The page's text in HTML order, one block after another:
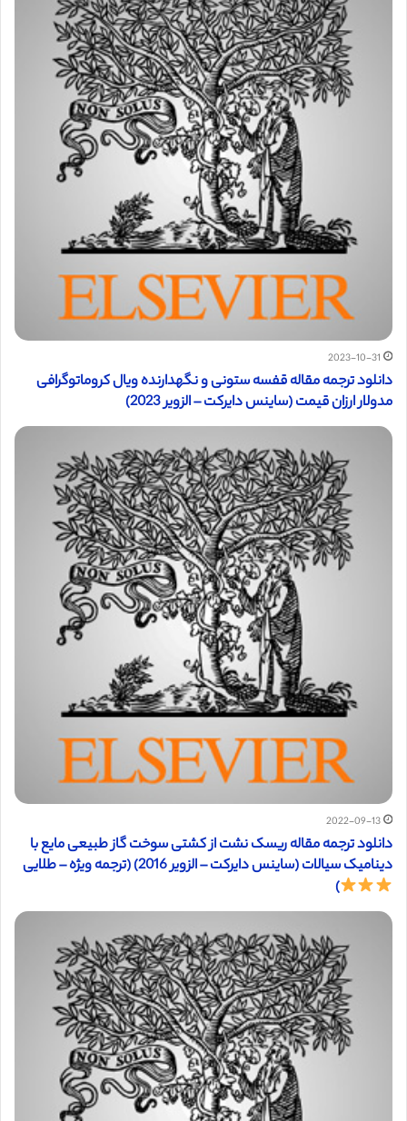
2023-10-31
دانلود ترجمه مقاله قفسه ستونی و نگهدارنده ویال کروماتوگرافی
مدولار ارزان قیمت (ساینس دایرکت – الزویر 2023)
2022-09-13
دانلود ترجمه مقاله ریسک نشت از کشتی سوخت گاز طبیعی مایع با
دینامیک سیالات (ساینس دایرکت – الزویر 2016) (ترجمه ویژه – طلایی
)